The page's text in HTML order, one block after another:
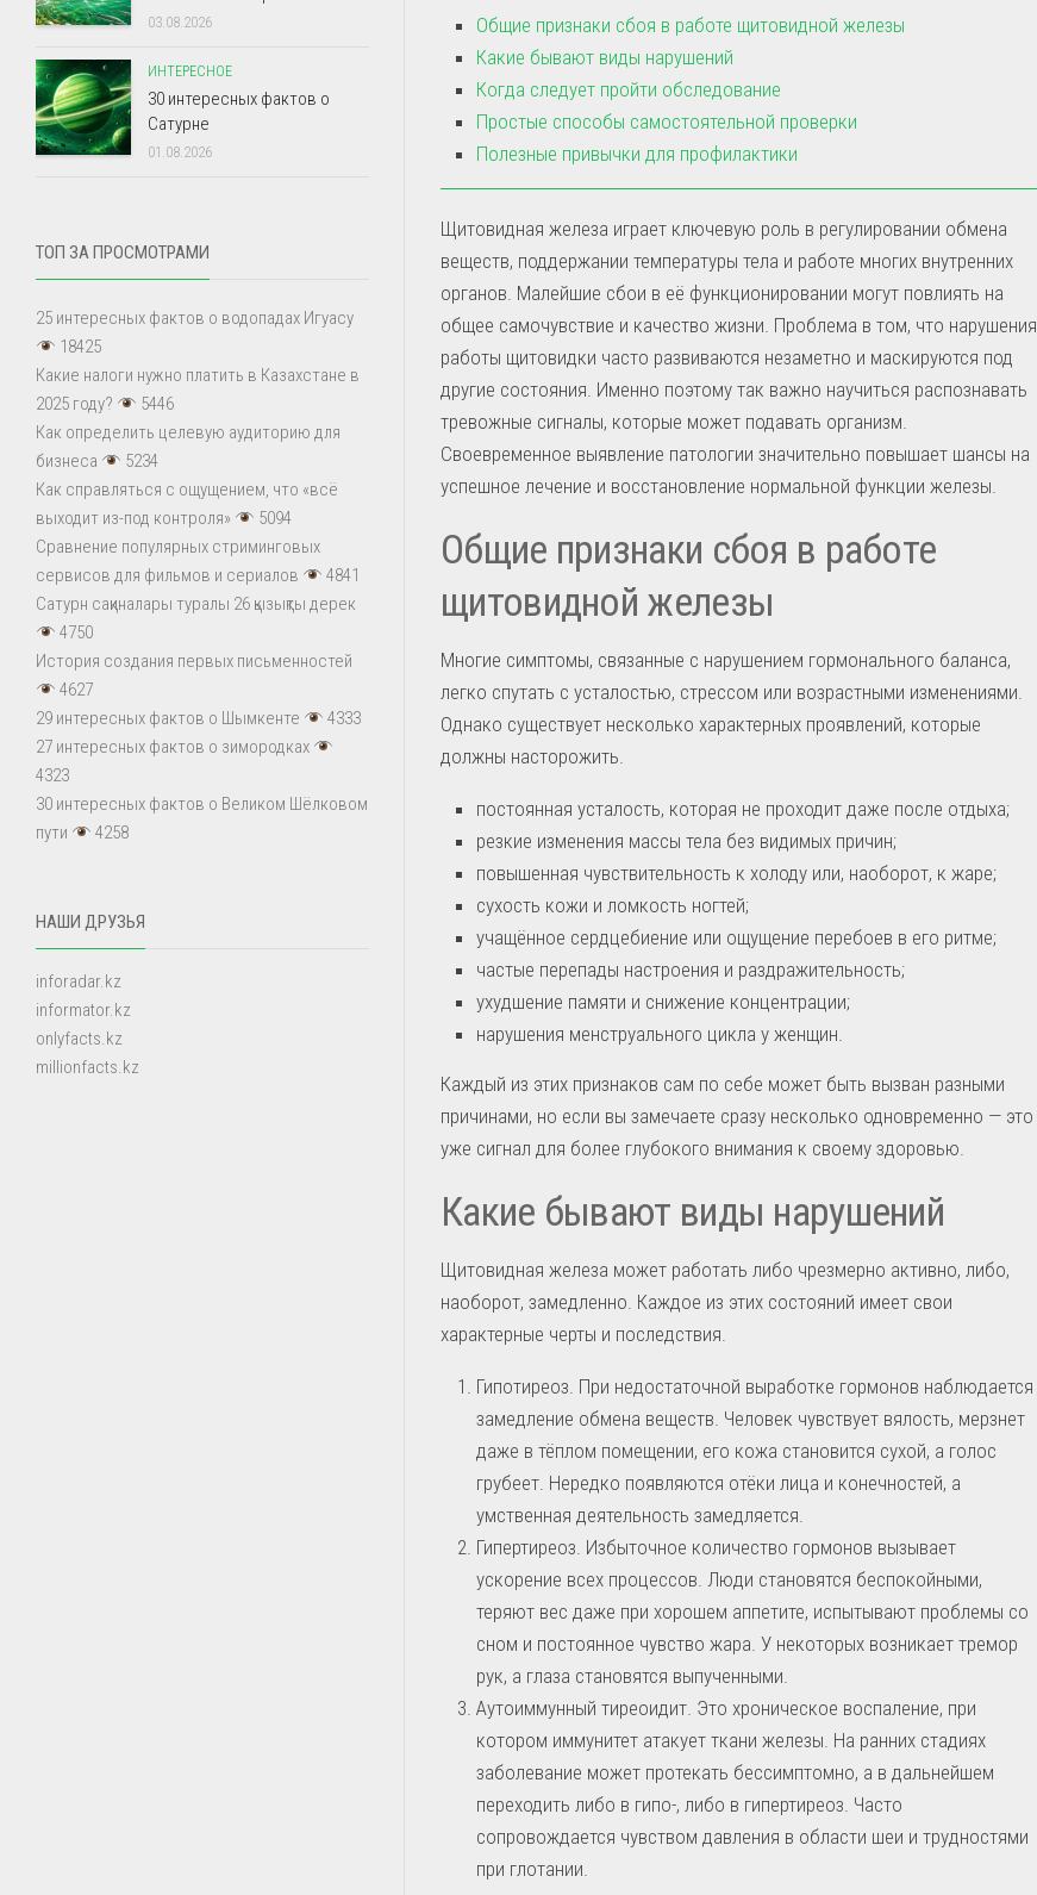
Общие признаки сбоя в работе щитовидной железы
Какие бывают виды нарушений
Когда следует пройти обследование
Простые способы самостоятельной проверки
Полезные привычки для профилактики
Щитовидная железа играет ключевую роль в регулировании обмена
веществ, поддержании температуры тела и работе многих внутренних
органов. Малейшие сбои в её функционировании могут повлиять на
общее самочувствие и качество жизни. Проблема в том, что нарушения
работы щитовидки часто развиваются незаметно и маскируются под
другие состояния. Именно поэтому так важно научиться распознавать
тревожные сигналы, которые может подавать организм.
Своевременное выявление патологии значительно повышает шансы на
успешное лечение и восстановление нормальной функции железы.
Общие признаки сбоя в работе
щитовидной железы
Многие симптомы, связанные с нарушением гормонального баланса,
легко спутать с усталостью, стрессом или возрастными изменениями.
Однако существует несколько характерных проявлений, которые
должны насторожить.
постоянная усталость, которая не проходит даже после отдыха;
резкие изменения массы тела без видимых причин;
повышенная чувствительность к холоду или, наоборот, к жаре;
сухость кожи и ломкость ногтей;
учащённое сердцебиение или ощущение перебоев в его ритме;
частые перепады настроения и раздражительность;
ухудшение памяти и снижение концентрации;
нарушения менструального цикла у женщин.
Каждый из этих признаков сам по себе может быть вызван разными
причинами, но если вы замечаете сразу несколько одновременно — это
уже сигнал для более глубокого внимания к своему здоровью.
Какие бывают виды нарушений
Щитовидная железа может работать либо чрезмерно активно, либо,
наоборот, замедленно. Каждое из этих состояний имеет свои
характерные черты и последствия.
Гипотиреоз. При недостаточной выработке гормонов наблюдается
замедление обмена веществ. Человек чувствует вялость, мерзнет
даже в тёплом помещении, его кожа становится сухой, а голос
грубеет. Нередко появляются отёки лица и конечностей, а
умственная деятельность замедляется.
Гипертиреоз. Избыточное количество гормонов вызывает
ускорение всех процессов. Люди становятся беспокойными,
теряют вес даже при хорошем аппетите, испытывают проблемы со
сном и постоянное чувство жара. У некоторых возникает тремор
рук, а глаза становятся выпученными.
Аутоиммунный тиреоидит. Это хроническое воспаление, при
котором иммунитет атакует ткани железы. На ранних стадиях
заболевание может протекать бессимптомно, а в дальнейшем
переходить либо в гипо-, либо в гипертиреоз. Часто
сопровождается чувством давления в области шеи и трудностями
при глотании.
03.08.2026
ИНТЕРЕСНОЕ
30 интересных фактов о
Сатурне
01.08.2026
ТОП ЗА ПРОСМОТРАМИ
25 интересных фактов о водопадах Игуасу
18425
Какие налоги нужно платить в Казахстане в
2025 году?
5446
Как определить целевую аудиторию для
бизнеса
5234
Как справляться с ощущением, что «всё
выходит из-под контроля»
5094
Сравнение популярных стриминговых
сервисов для фильмов и сериалов
4841
Сатурн сақиналары туралы 26 қызықты дерек
4750
История создания первых письменностей
4627
29 интересных фактов о Шымкенте
4333
27 интересных фактов о зимородках
4323
30 интересных фактов о Великом Шёлковом
пути
4258
НАШИ ДРУЗЬЯ
inforadar.kz
informator.kz
onlyfacts.kz
millionfacts.kz